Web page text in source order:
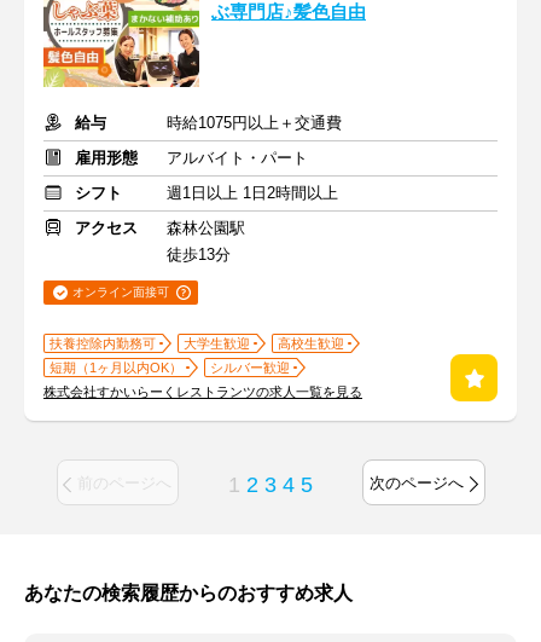
ぶ専門店♪髪色自由
給与
時給1075円以上＋交通費
雇用形態
アルバイト・パート
シフト
週1日以上 1日2時間以上
アクセス
森林公園駅
徒歩13分
オンライン面接可
扶養控除内勤務可 大学生歓迎
高校生歓迎
短期（1ヶ月以内OK）
シルバー歓迎
株式会社すかいらーくレストランツの求人一覧を見る
前のページへ 1 2 3 4 5 次のページへ
あなたの検索履歴からのおすすめ求人